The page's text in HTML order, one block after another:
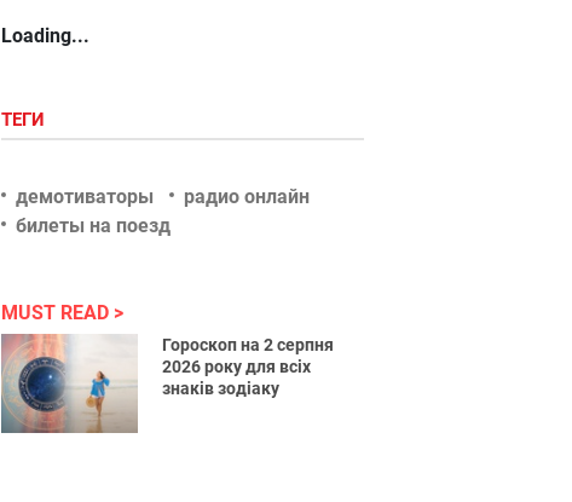
Loading...
ТЕГИ
демотиваторы
радио онлайн
билеты на поезд
MUST READ
Гороскоп на 2 серпня
2026 року для всіх
знаків зодіаку